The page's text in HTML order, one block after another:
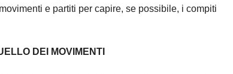
e partiti per capire, se possibile, i compiti
DEI MOVIMENTI